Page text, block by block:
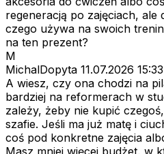
regeneracją po zajęciach, ale
czego używa na swoich
na ten prezent?
M
MichalDopyta 11.07.2026 15:33
A wiesz, czy ona chodzi na
bardziej na reformerach w
zależy, żeby nie kupić
szafie. Jeśli ma już matę i
coś pod konkretne zajęcia
Masz mniej więcej budżet, w